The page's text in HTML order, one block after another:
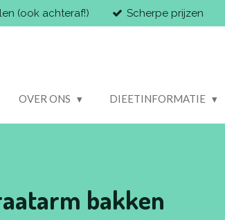
(ook achteraf!) Scherpe prijzen
OVER ONS DIEETINFORMATIE
bakken